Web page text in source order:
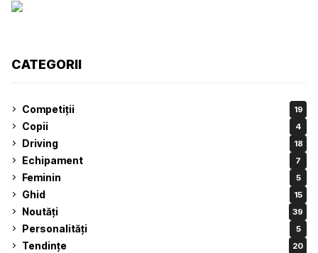
CATEGORII
Competiții 19
Copii 4
Driving 18
Echipament 7
Feminin 5
Ghid 15
Noutăți 39
Personalități 5
Tendințe 20